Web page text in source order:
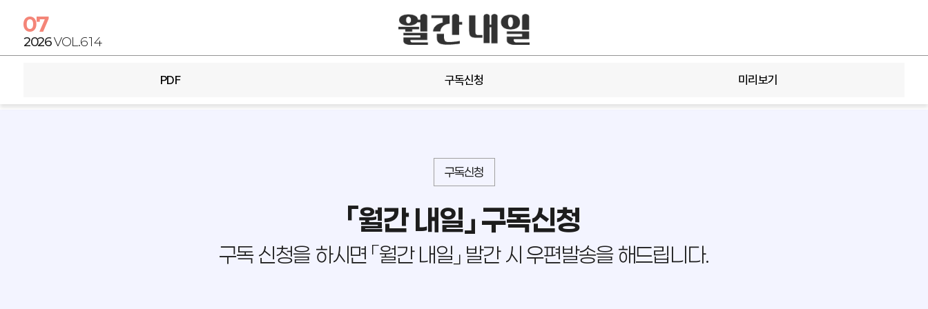
PDF 구독신청 미리보기
07
2026VOL.614
구독신청
「월간 내일」 구독신청
구독 신청을 하시면 「월간 내일」 발간 시 우편발송을 해드립니다.